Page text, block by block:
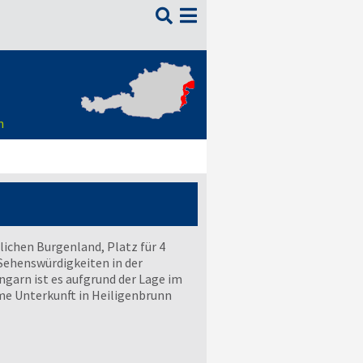

Burgenland, Platz für 4
in der
ist es aufgrund der Lage im
Unterkunft in Heiligenbrunn